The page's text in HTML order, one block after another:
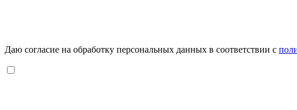
Даю согласие на обработку персональных данных в соответствии с